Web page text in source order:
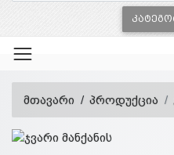
მთავარი პროდუქცია